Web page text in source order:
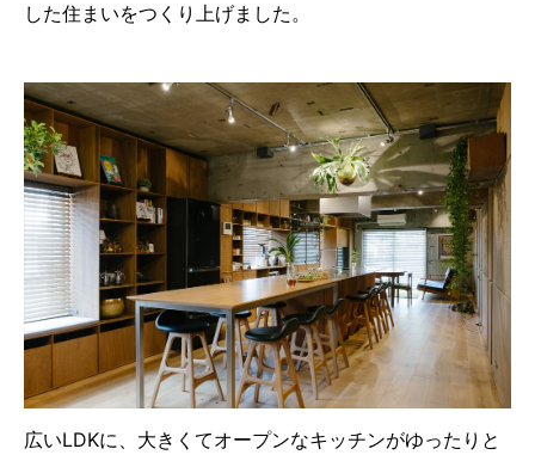
した住まいをつくり上げました。
広いLDKに、大きくてオープンなキッチンがゆったりと